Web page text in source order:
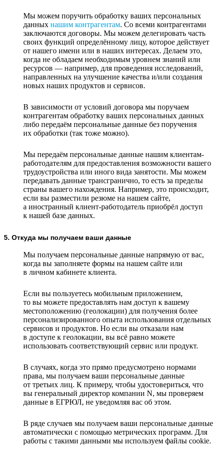
Мы можем поручить обработку ваших персональных
данных нашим контрагентам. Со всеми контрагентами
заключаются договоры. Мы можем делегировать часть
своих функций определённому лицу, которое действует
от нашего имени или в наших интересах. Делаем это,
когда не обладаем необходимым уровнем знаний или
ресурсов — например, для проведения исследований,
направленных на улучшение качества и/или создания
новых наших продуктов и сервисов.
В зависимости от условий договора мы поручаем
контрагентам обработку ваших персональных данных
либо передаём персональные данные без поручения
их обработки (так тоже можно).
Мы передаём персональные данные нашим клиентам-
работодателям для предоставления возможности вашего
трудоустройства или иного вида занятости. Мы можем
передавать данные трансгранично, то есть за пределы
страны вашего нахождения. Например, это происходит,
если вы разместили резюме на нашем сайте,
а иностранный клиент-работодатель приобрёл доступ
к нашей базе данных.
5. Откуда мы получаем ваши данные
Мы получаем персональные данные напрямую от вас,
когда вы заполняете формы на нашем сайте или
в личном кабинете клиента.
Если вы пользуетесь мобильным приложением,
то вы можете предоставлять нам доступ к вашему
местоположению (геолокации) для получения более
персонализированного опыта использования отдельных
сервисов и продуктов. Но если вы отказали нам
в доступе к геолокации, вы всё равно можете
использовать соответствующий сервис или продукт.
В случаях, когда это прямо предусмотрено нормами
права, мы получаем ваши персональные данные
от третьих лиц. К примеру, чтобы удостовериться, что
вы генеральный директор компании N, мы проверяем
данные в ЕГРЮЛ, не уведомляя вас об этом.
В ряде случаев мы получаем ваши персональные данные
автоматически с помощью метрических программ. Для
работы с такими данными мы используем файлы cookie.